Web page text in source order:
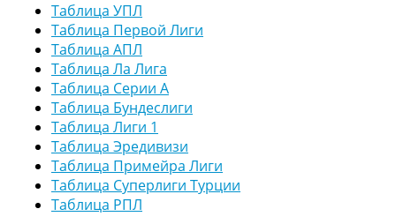
Таблица УПЛ
Таблица Первой Лиги
Таблица АПЛ
Таблица Ла Лига
Таблица Серии А
Таблица Бундеслиги
Таблица Лиги 1
Таблица Эредивизи
Таблица Примейра Лиги
Таблица Суперлиги Турции
Таблица РПЛ